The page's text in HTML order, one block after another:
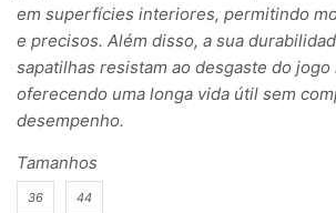
em superfícies interiores, permitindo
e precisos. Além disso, a sua
sapatilhas resistam ao desgaste do jogo
oferecendo uma longa vida útil sem
desempenho.
Tamanhos
36 44